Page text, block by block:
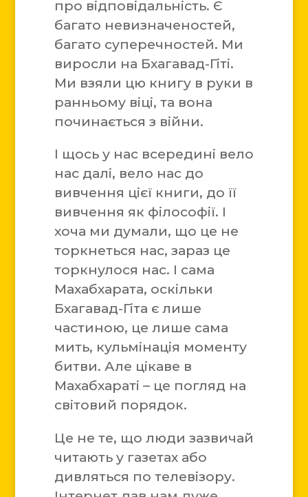
про відповідальність. Є
багато невизначеностей,
багато суперечностей. Ми
виросли на Бхагавад-Гіті.
Ми взяли цю книгу в руки в
ранньому віці, та вона
починається з війни.
І щось у нас всередині вело
нас далі, вело нас до
вивчення цієї книги, до її
вивчення як філософії. І
хоча ми думали, що це не
торкнеться нас, зараз це
торкнулося нас. І сама
Махабхарата, оскільки
Бхагавад-Гіта є лише
частиною, це лише сама
мить, кульмінація моменту
битви. Але цікаве в
Махабхараті – це погляд на
світовий порядок.
Це не те, що люди зазвичай
читають у газетах або
дивляться по телевізору.